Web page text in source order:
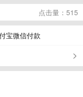
点击量：515
宝微信付款